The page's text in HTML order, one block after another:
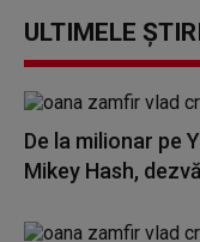
ULTIMELE
De la milionar pe
Mikey Hash,